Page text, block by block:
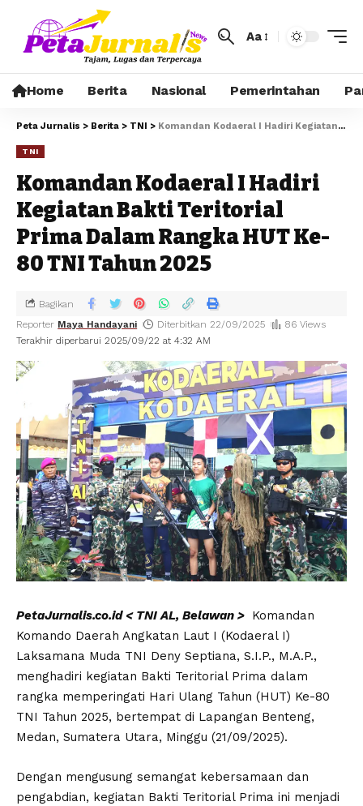
Aa
Home Berita Nasional Pemerintahan
Peta Jurnalis > Berita > TNI > Komandan Kodaeral I Hadiri Kegiatan Bakti Teritorial Prima Dalam Rangka HUT Ke-80 TNI Tahun 2025
TNI
Komandan Kodaeral I Hadiri
Kegiatan Bakti Teritorial
Prima Dalam Rangka HUT Ke-
80 TNI Tahun 2025
Terakhir diperbarui 2025/09/22 at 4:32 AM
Reporter Maya Handayani Diterbitkan 22/09/2025 86 Views
Bagikan
PetaJurnalis.co.id < TNI AL, Belawan > Komandan
Komando Daerah Angkatan Laut I (Kodaeral I)
Laksamana Muda TNI Deny Septiana, S.I.P., M.A.P.,
menghadiri kegiatan Bakti Teritorial Prima dalam
rangka memperingati Hari Ulang Tahun (HUT) Ke-80
TNI Tahun 2025, bertempat di Lapangan Benteng,
Medan, Sumatera Utara, Minggu (21/09/2025).
Dengan mengusung semangat kebersamaan dan
pengabdian, kegiatan Bakti Teritorial Prima ini menjadi